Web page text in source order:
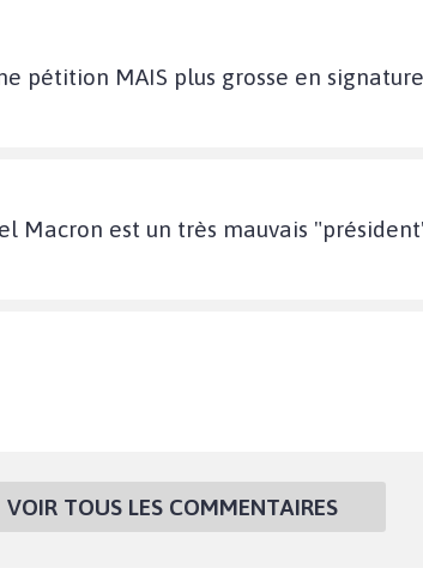
pétition MAIS plus grosse en signature
Macron est un très mauvais
VOIR TOUS LES COMMENTAIRES